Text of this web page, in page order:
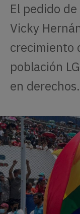
NOSOTRES
El pedido
Vicky
crecimiento
población
en derechos.